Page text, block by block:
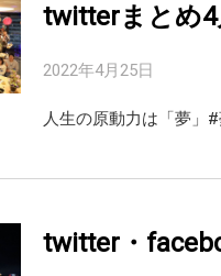
twitterまとめ4
2022年4月25日
人生の原動力は「夢」
twitter・